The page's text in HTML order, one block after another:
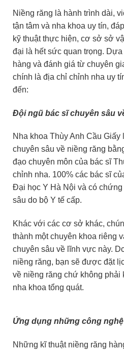
Niềng răng là hành trình dài,
tận tâm và nha khoa uy tín,
kỹ thuật thực hiện, cơ sở sở
đại là hết sức quan trọng.
hàng và đánh giá từ chuyên
chính là địa chỉ chỉnh nha uy
đến:
Đội ngũ bác sĩ chuyên sâu
Nha khoa Thùy Anh Cầu Giấy
chuyên sâu về niềng răng
đạo chuyên môn của bác sĩ
chỉnh nha. 100% các bác sĩ
Đại học Y Hà Nội và có
sâu do bộ Y tế cấp.
Khác với các cơ sở khác,
thành một chuyên khoa riêng
chuyên sâu về lĩnh vực này.
niềng răng, bạn sẽ được đặt
về niềng răng chứ không phải
nha khoa tổng quát.
Ứng dụng những công
Những kĩ thuật niềng răng